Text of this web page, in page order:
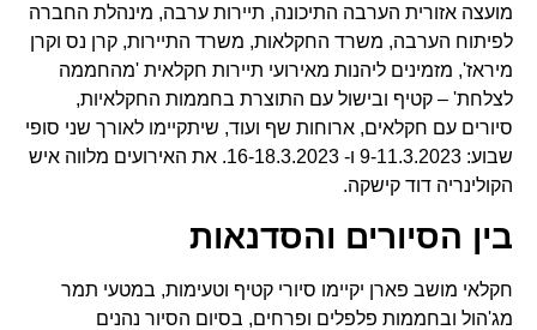
מועצה אזורית הערבה התיכונה, תיירות ערבה, מינהלת החברה
לפיתוח הערבה, משרד החקלאות, משרד התיירות, קרן נס וקרן
מיראז', מזמינים ליהנות מאירועי תיירות חקלאית 'מהחממה
לצלחת' – קטיף ובישול עם התוצרת בחממות החקלאיות,
סיורים עם חקלאים, ארוחות שף ועוד, שיתקיימו לאורך שני סופי
שבוע: 9-11.3.2023 ו- 16-18.3.2023. את האירועים מלווה איש
הקולינריה דוד קישקה.
בין הסיורים והסדנאות
חקלאי מושב פארן יקיימו סיורי קטיף וטעימות, במטעי תמר
מג'הול ובחממות פלפלים ופרחים, בסיום הסיור נהנים